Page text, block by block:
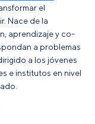
el
Nace de la
aprendizaje y co-
a problemas
a los jóvenes
e institutos en nivel